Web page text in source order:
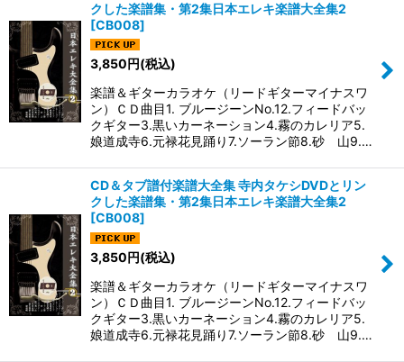
クした楽譜集・第2集日本エレキ楽譜大全集2
[CB008]
3,850円(税込)
楽譜＆ギターカラオケ（リードギターマイナスワ
ン）ＣＤ曲目1. ブルージーンNo.12.フィードバッ
クギター3.黒いカーネーション4.霧のカレリア5.
娘道成寺6.元禄花見踊り7.ソーラン節8.砂 山9.…
CD＆タブ譜付楽譜大全集 寺内タケシDVDとリン
クした楽譜集・第2集日本エレキ楽譜大全集2
[CB008]
3,850円(税込)
楽譜＆ギターカラオケ（リードギターマイナスワ
ン）ＣＤ曲目1. ブルージーンNo.12.フィードバッ
クギター3.黒いカーネーション4.霧のカレリア5.
娘道成寺6.元禄花見踊り7.ソーラン節8.砂 山9.…